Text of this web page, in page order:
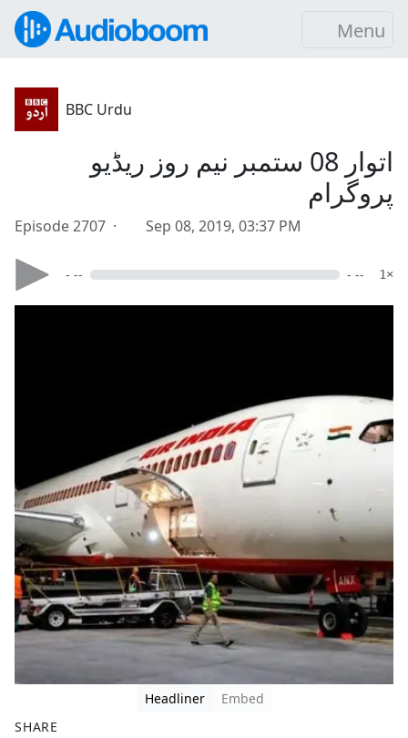
Menu
BBC Urdu
اتوار 08 ستمبر نیم روز ریڈیو
پروگرام
Episode 2707 · Sep 08, 2019, 03:37 PM
- -- - -- 1×
Headliner
Embed
SHARE